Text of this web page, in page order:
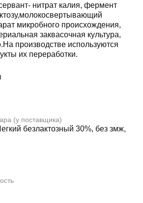
нитрат калия, фермент
микробного происхождения,
заквасочная культура,
производстве используются
их переработки.
(у поставщика)
безлактозный 30%, без змж,